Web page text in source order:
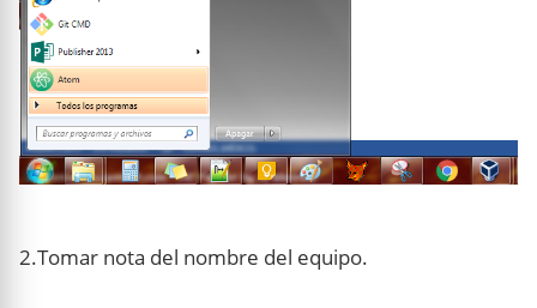
2.Tomar nota del nombre del equipo.